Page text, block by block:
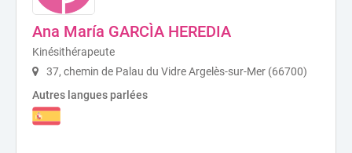
Ana María GARCÌA HEREDIA
Kinésithérapeute
37, chemin de Palau du Vidre Argelès-sur-Mer (66700)
Autres langues parlées